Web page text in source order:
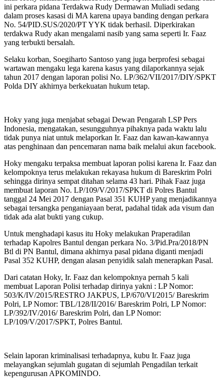
ini perkara pidana Terdakwa Rudy Dermawan Muliadi sedang
dalam proses kasasi di MA karena upaya banding dengan perkara
No. 54/PID.SUS/2020/PT YYK tidak berhasil. Diperkirakan
terdakwa Rudy akan mengalami nasib yang sama seperti Ir. Faaz
yang terbukti bersalah.
Selaku korban, Soegiharto Santoso yang juga berprofesi sebagai
wartawan mengaku lega karena kasus yang dilaporkannya sejak
tahun 2017 dengan laporan polisi No. LP/362/VII/2017/DIY/SPKT
Polda DIY akhirnya berkekuatan hukum tetap.
Hoky yang juga menjabat sebagai Dewan Pengarah LSP Pers
Indonesia, mengatakan, sesungguhnya pihaknya pada waktu lalu
tidak punya niat untuk melaporkan Ir. Faaz dan kawan-kawannya
atas penghinaan dan pencemaran nama baik melalui akun facebook.
Hoky mengaku terpaksa membuat laporan polisi karena Ir. Faaz dan
kelompoknya terus melakukan rekayasa hukum di Bareskrim Polri
sehingga dirinya sempat ditahan selama 43 hari. Pihak Faaz juga
membuat laporan No. LP/109/V/2017/SPKT di Polres Bantul
tanggal 24 Mei 2017 dengan Pasal 351 KUHP yang menjadikannya
sebagai tersangka penganiayaan berat, padahal tidak ada visum dan
tidak ada alat bukti yang cukup.
Untuk menghadapi kasus itu Hoky melakukan Praperadilan
terhadap Kapolres Bantul dengan perkara No. 3/Pid.Pra/2018/PN
Btl di PN Bantul, dimana akhirnya pasal pidana diganti menjadi
Pasal 352 KUHP, dengan alasan penyidik salah menerapkan Pasal.
Dari catatan Hoky, Ir. Faaz dan kelompoknya pernah 5 kali
membuat Laporan Polisi terhadap dirinya yakni : LP Nomor:
503/K/IV/2015/RESTRO JAKPUS, LP/670/VI/2015/ Bareskrim
Polri, LP Nomor: TBL/128/II/2016/ Bareskrim Polri, LP Nomor:
LP/392/IV/2016/ Bareskrim Polri, dan LP Nomor:
LP/109/V/2017/SPKT, Polres Bantul.
Selain laporan kriminalisasi terhadapnya, kubu Ir. Faaz juga
melayangkan sejumlah gugatan di sejumlah Pengadilan terkait
kepengurusan APKOMINDO.